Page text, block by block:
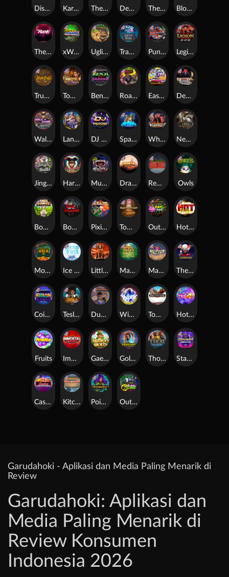
Blood Diamond
Dead Men Walking
Munchies
Nexus Tombstone RIP
Outsourced: Payday
Manhattan Goes Wild
Roadkill
Book Of Shadows
Tractor Beam
Casino Win Spin
The Cage
Hot Nudge
Space Donkey
Land of the Free
Starstruck
Monkey's Gold xPays Little Bighorn
Benji Killed in Vegas
Poison Eve
Devil's Crossroad
Tomb of Nefertiti
Tomb of Akhenaten
Golden Genie And The Walking Wilds
Dragon Tribe
Immortal Fruits
Tesla Jolt Dungeon Quest
Coins of Fortune
Mayan Magic Wildfire
WiXX
Outsourced: Slash Game
Legion X
Fruits
Bonus Bunnies
Disturbed
DJ Psycho
Hot 4 Cash
Tombstone
Owls
Punk Rocker
Gaelic Gold
East Coast Vs West Coast
The Creepy Carnival
Whacked
Jingle Balls Harlequin Carnival
Walk of Shame
Kitchen Drama: Sushi Mania
Pixies vs Pirates
xWays Hoarder xSplit
Thor: Hammer Time
Ice Ice Yeti
Remember Gulag
Karen Maneater
True kult
The Border
Ugliest Catch
The Rave
Garudahoki - Aplikasi dan Media Paling Menarik di
Review
Garudahoki: Aplikasi dan
Media Paling Menarik di
Review Konsumen
Indonesia 2026